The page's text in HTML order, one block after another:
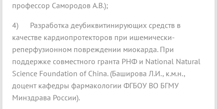
профессор Самородов А.В.);
4) Разработка деубиквитинирующих средств в
качестве кардиопротекторов при ишемически-
реперфузионном повреждении миокарда. При
поддержке совместного гранта РНФ и National Natural
Science Foundation of China. (Баширова Л.И., к.м.н.,
доцент кафедры фармакологии ФГБОУ ВО БГМУ
Минздрава России).